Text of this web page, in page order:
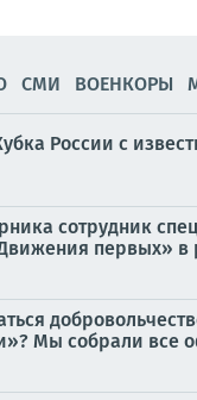
СМИ ВОЕНКОРЫ
России с
сотрудник
первых» в
Мы собрали все